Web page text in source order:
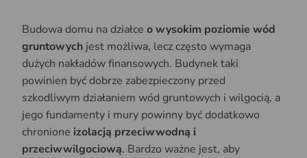
Budowa domu na działce o wysokim poziomie wód
gruntowych jest możliwa, lecz często wymaga
dużych nakładów finansowych. Budynek taki
powinien być dobrze zabezpieczony przed
szkodliwym działaniem wód gruntowych i wilgocią, a
jego fundamenty i mury powinny być dodatkowo
chronione izolacją przeciwwodną i
przeciwwilgociową. Bardzo ważne jest, aby